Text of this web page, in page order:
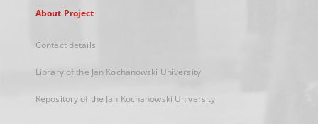
About Project
Contact details
Library of the Jan Kochanowski University
Repository of the Jan Kochanowski University